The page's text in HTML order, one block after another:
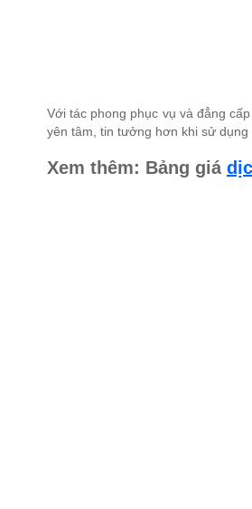
Với tác phong phục vụ và đẳng
yên tâm, tin tưởng hơn khi sử dụng
Xem thêm: Bảng giá